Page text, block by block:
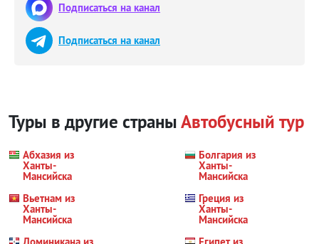
Подписаться на канал
Подписаться на канал
Туры в другие страныАвтобусный тур
Абхазия из
Ханты-
Мансийска
Болгария из
Ханты-
Мансийска
Вьетнам из
Ханты-
Мансийска
Греция из
Ханты-
Мансийска